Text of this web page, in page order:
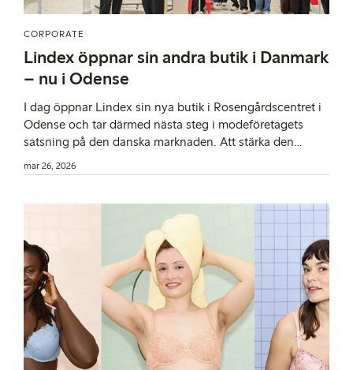
CORPORATE
Lindex öppnar sin andra butik i Danmark
– nu i Odense
I dag öppnar Lindex sin nya butik i Rosengårdscentret i
Odense och tar därmed nästa steg i modeföretagets
satsning på den danska marknaden. Att stärka den
i att göra sortimentet mer tillgängligt för fler kunder.
mar 26, 2026